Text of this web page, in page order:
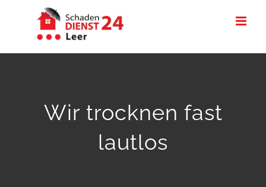
Wir trocknen fast
lautlos